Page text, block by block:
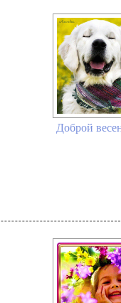
Доброй